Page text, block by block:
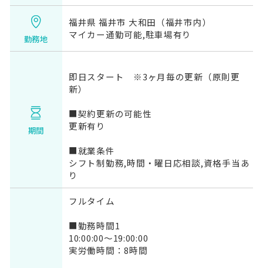
勤務地
福井県 福井市 大和田（福井市内）
マイカー通勤可能,駐車場有り
期間
即日スタート ※3ヶ月毎の更新（原則更
新）
■契約更新の可能性
更新有り
■就業条件
シフト制勤務,時間・曜日応相談,資格手当あ
り
フルタイム
■勤務時間1
10:00:00～19:00:00
実労働時間：8時間